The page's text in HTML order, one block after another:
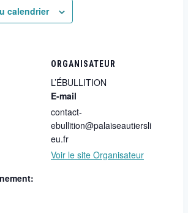
calendrier
ORGANISATEUR
L’ÉBULLITION
E-mail
contact-
ebullition@palaiseautiersli
eu.fr
Voir le site Organisateur